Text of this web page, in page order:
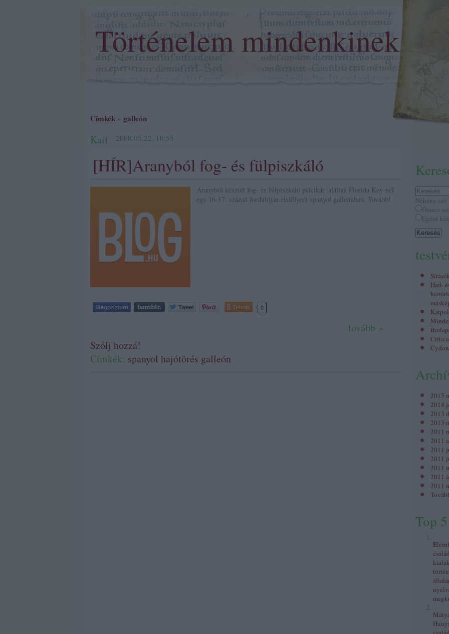
Történelem mindenkinek
Néhány szó
Összes
Egész
Had-
Katpol
2015
2014
2013
2013
2011
2011
2011
2011
2011
2011
2011
Top 5
Címkék » galleón
Kaif 2008.05.22. 10:55
[HÍR]Aranyból fog- és fülpiszkáló
Aranyból készült fog- és fülpiszkáló pálcikát találtak Florida Key-nél
egy 16-17. század fordulóján elsüllyedt spanyol galleónban. Tovább!
Tetszik 0
tovább »
Szólj hozzá!
Címkék: spanyol hajótörés galleón